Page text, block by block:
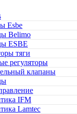
Esbe
Belimo
ESBE
тяги
регуляторы
клапаны
IFM
Lamtec